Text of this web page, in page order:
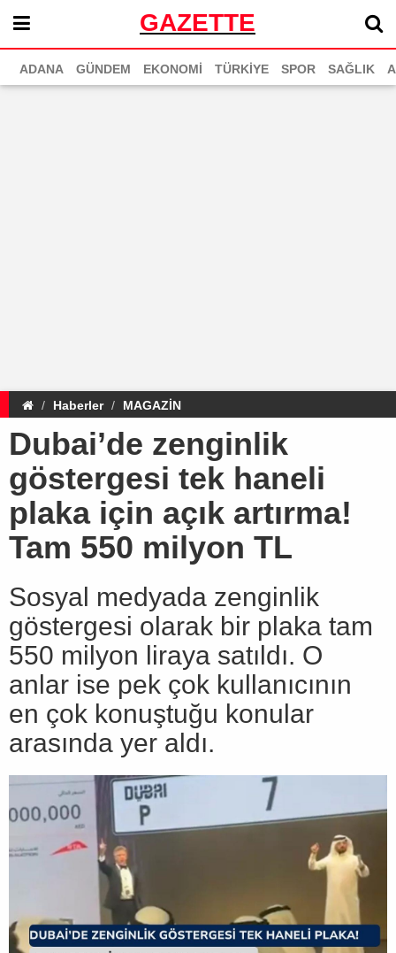
GAZETTE
ADANA GÜNDEM EKONOMİ TÜRKİYE SPOR SAĞLIK
Haberler MAGAZİN
Dubai’de zenginlik
göstergesi tek haneli
plaka için açık artırma!
Tam 550 milyon TL
Sosyal medyada zenginlik
göstergesi olarak bir plaka tam
550 milyon liraya satıldı. O
anlar ise pek çok kullanıcının
en çok konuştuğu konular
arasında yer aldı.